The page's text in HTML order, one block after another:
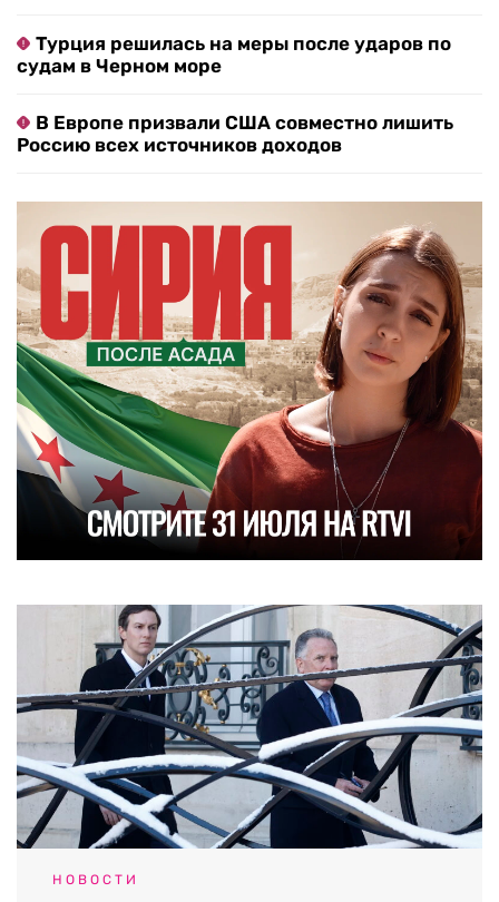
Турция решилась на меры после ударов по
судам в Черном море
В Европе призвали США совместно лишить
Россию всех источников доходов
НОВОСТИ